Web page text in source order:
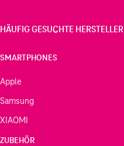
HÄUFIG GESUCHTE HERSTELLER
SMARTPHONES
Apple
Samsung
XIAOMI
ZUBEHÖR